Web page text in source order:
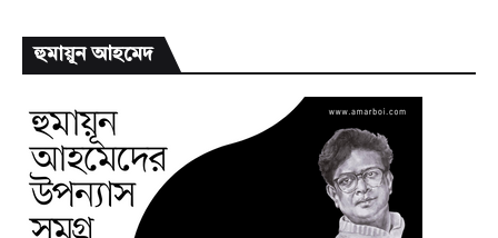
হুমায়ূন আহমেদ